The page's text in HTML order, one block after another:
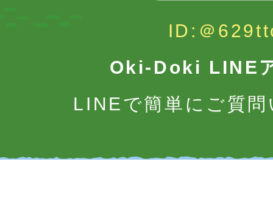
ID:＠
Oki-Doki LINE
LINEで簡単にご質